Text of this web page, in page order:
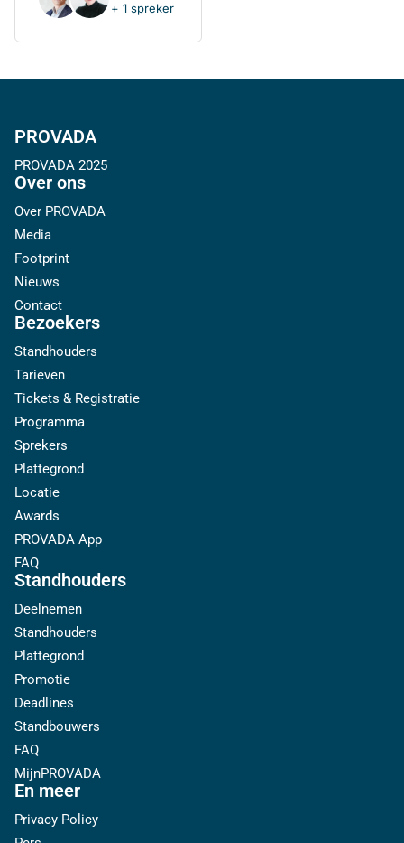
+ 1 spreker
PROVADA
PROVADA 2025
Over ons
Over PROVADA
Media
Footprint
Nieuws
Contact
Bezoekers
Standhouders
Tarieven
Tickets & Registratie
Programma
Sprekers
Plattegrond
Locatie
Awards
PROVADA App
FAQ
Standhouders
Deelnemen
Standhouders
Plattegrond
Promotie
Deadlines
Standbouwers
FAQ
MijnPROVADA
En meer
Privacy Policy